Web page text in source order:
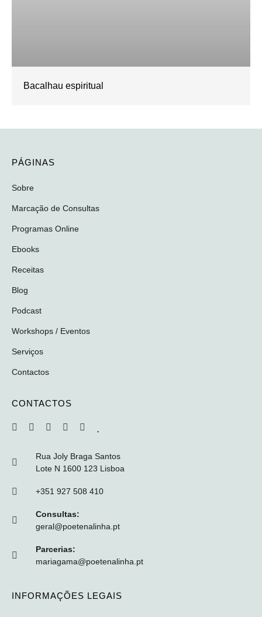
Bacalhau espiritual
PÁGINAS
Sobre
Marcação de Consultas
Programas Online
Ebooks
Receitas
Blog
Podcast
Workshops / Eventos
Serviços
Contactos
CONTACTOS
Rua Joly Braga Santos
Lote N 1600 123 Lisboa
+351 927 508 410
Consultas:
geral@poetenalinha.pt
Parcerias:
mariagama@poetenalinha.pt
INFORMAÇÕES LEGAIS